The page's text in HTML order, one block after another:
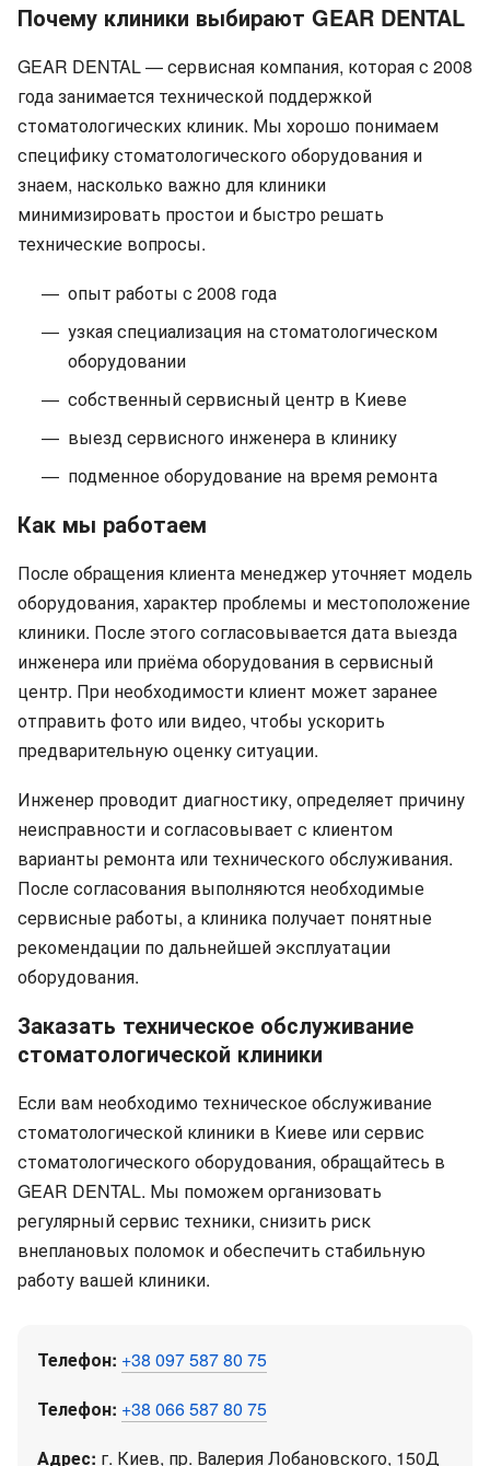
Почему клиники выбирают GEAR DENTAL
GEAR DENTAL — сервисная компания, которая с 2008
года занимается технической поддержкой
стоматологических клиник. Мы хорошо понимаем
специфику стоматологического оборудования и
знаем, насколько важно для клиники
минимизировать простои и быстро решать
технические вопросы.
опыт работы с 2008 года
узкая специализация на стоматологическом
оборудовании
собственный сервисный центр в Киеве
выезд сервисного инженера в клинику
подменное оборудование на время ремонта
Как мы работаем
После обращения клиента менеджер уточняет модель
оборудования, характер проблемы и местоположение
клиники. После этого согласовывается дата выезда
инженера или приёма оборудования в сервисный
центр. При необходимости клиент может заранее
отправить фото или видео, чтобы ускорить
предварительную оценку ситуации.
Инженер проводит диагностику, определяет причину
неисправности и согласовывает с клиентом
варианты ремонта или технического обслуживания.
После согласования выполняются необходимые
сервисные работы, а клиника получает понятные
рекомендации по дальнейшей эксплуатации
оборудования.
Заказать техническое обслуживание
стоматологической клиники
Если вам необходимо техническое обслуживание
стоматологической клиники в Киеве или сервис
стоматологического оборудования, обращайтесь в
GEAR DENTAL. Мы поможем организовать
регулярный сервис техники, снизить риск
внеплановых поломок и обеспечить стабильную
работу вашей клиники.
Телефон: +38 097 587 80 75
Телефон: +38 066 587 80 75
Адрес: г. Киев, пр. Валерия Лобановского, 150Д